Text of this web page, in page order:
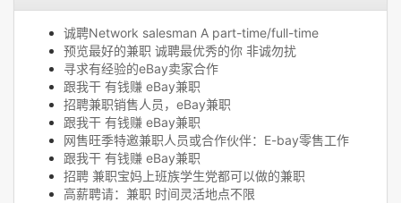
诚聘Network salesman A part-time/full-time
预览最好的兼职 诚聘最优秀的你 非诚勿扰
寻求有经验的eBay卖家合作
跟我干 有钱赚 eBay兼职
招聘兼职销售人员，eBay兼职
跟我干 有钱赚 eBay兼职
网售旺季特邀兼职人员或合作伙伴：E-bay零售工作
跟我干 有钱赚 eBay兼职
招聘 兼职宝妈上班族学生党都可以做的兼职
高薪聘请：兼职 时间灵活地点不限